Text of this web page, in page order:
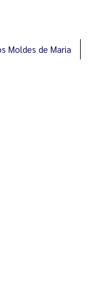
Moldes de Maria